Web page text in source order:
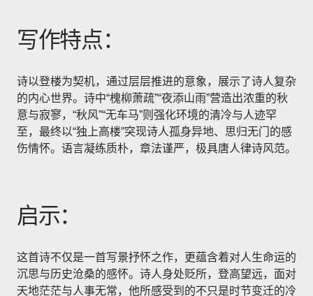
写作特点：
诗以登楼为契机，通过层层推进的意象，展示了诗人复杂
的内心世界。诗中“槐柳萧疏”“夜添山雨”营造出浓重的秋
意与寂寥，“秋风”“无车马”则强化环境的清冷与人迹罕
至，最终以“独上高楼”突现诗人孤身异地、思归无门的感
伤情怀。语言凝练质朴，章法谨严，极具唐人律诗风范。
启示：
这首诗不仅是一首写景抒怀之作，更蕴含着对人生命运的
沉思与历史沧桑的感怀。诗人身处贬所，登高望远，面对
天地茫茫与人事无常，他所感受到的不只是时节变迁的冷